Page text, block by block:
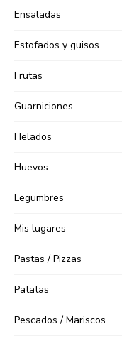
Ensaladas
Estofados y guisos
Frutas
Guarniciones
Helados
Huevos
Legumbres
Mis lugares
Pastas / Pizzas
Patatas
Pescados / Mariscos